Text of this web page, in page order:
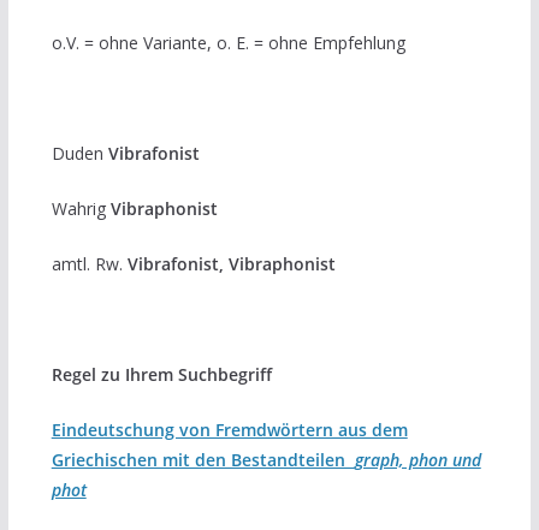
o.V. = ohne Variante, o. E. = ohne Empfehlung
Duden Vibrafonist
Wahrig Vibraphonist
amtl. Rw. Vibrafonist, Vibraphonist
Regel zu Ihrem Suchbegriff
Eindeutschung von Fremdwörtern aus dem
Griechischen mit den Bestandteilen graph, phon und
phot